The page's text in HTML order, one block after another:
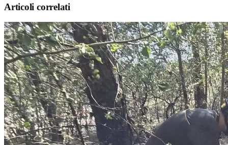
Articoli correlati